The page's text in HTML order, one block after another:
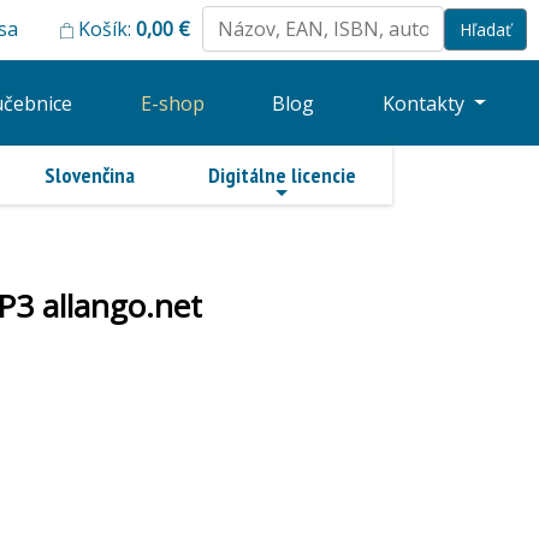
Košík: 0,00 €
E-shop Blog Kontakty
Slovenčina Digitálne licencie
allango.net